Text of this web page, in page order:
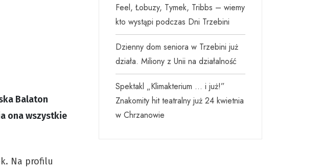
Balaton
ona wszystkie
Na profilu
Feel, Łobuzy, Tymek, Tribbs – wiemy
kto wystąpi podczas Dni Trzebini
Dzienny dom seniora w Trzebini już
działa. Miliony z Unii na działalność
Spektakl „Klimakterium … i już!”
Znakomity hit teatralny już 24 kwietnia
w Chrzanowie